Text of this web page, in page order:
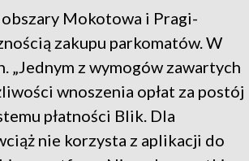
obszary Mokotowa i Pragi-
zakupu parkomatów. W
„Jednym z wymogów zawartych
wnoszenia opłat za postój
płatności Blik. Dla
nie korzysta z aplikacji do